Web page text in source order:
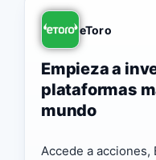
eToro
Empieza a
plataformas
mundo
Accede a acciones,